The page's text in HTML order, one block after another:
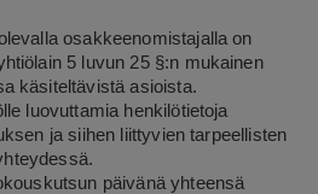
osakkeenomistajalla on
5 luvun 25 §:n mukainen
käsiteltävistä asioista.
luovuttamia henkilötietoja
ja siihen liittyvien tarpeellisten
päivänä yhteensä